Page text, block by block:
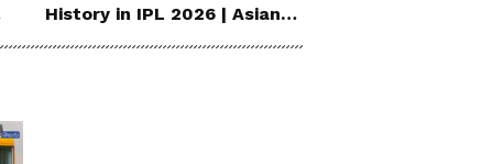
History in IPL 2026 | Asianet
News Telugu